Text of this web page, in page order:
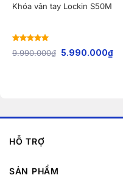
Khóa vân tay Lockin S50M
Rated5
out
of 5
9.990.000₫ 5.990.000₫
HỖ TRỢ
SẢN PHẨM